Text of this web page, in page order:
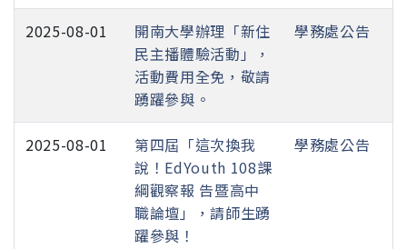
2025-08-01
開南大學辦理「新住
民主播體驗活動」，
活動費用全免，敬請
踴躍參與。
學務處公告
2025-08-01
第四屆「這次換我
說！EdYouth 108課
綱觀察報 告暨高中
職論壇」，請師生踴
躍參與！
學務處公告